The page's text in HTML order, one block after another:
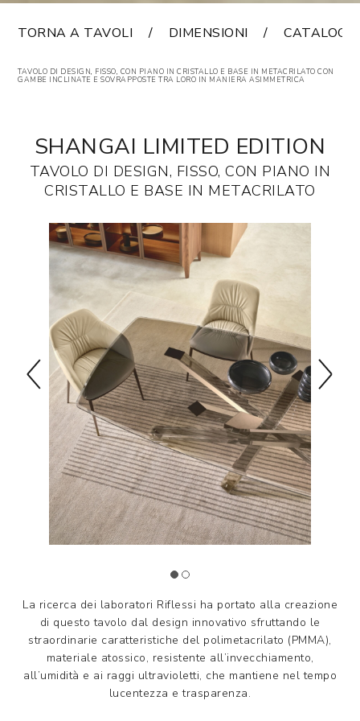
TORNA A TAVOLI DIMENSIONI CATALOGO
TAVOLO DI DESIGN, FISSO, CON PIANO IN CRISTALLO E BASE IN METACRILATO CON
GAMBE INCLINATE E SOVRAPPOSTE TRA LORO IN MANIERA ASIMMETRICA
SHANGAI LIMITED EDITION
TAVOLO DI DESIGN, FISSO, CON PIANO IN
CRISTALLO E BASE IN METACRILATO
La ricerca dei laboratori Riflessi ha portato alla creazione
di questo tavolo dal design innovativo sfruttando le
straordinarie caratteristiche del polimetacrilato (PMMA),
materiale atossico, resistente all’invecchiamento,
all’umidità e ai raggi ultravioletti, che mantiene nel tempo
lucentezza e trasparenza.